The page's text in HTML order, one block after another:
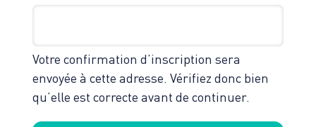
Votre confirmation d’inscription sera
envoyée à cette adresse. Vérifiez donc bien
qu’elle est correcte avant de continuer.